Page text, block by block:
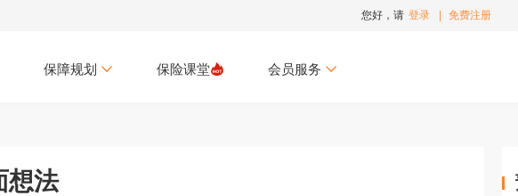
您好，请 登录 免费注册
保障规划 保险课堂 会员服务
想法